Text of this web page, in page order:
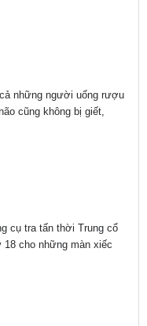
những người uống rượu
cũng không bị giết,
cụ tra tấn thời Trung cổ
cho những màn xiếc